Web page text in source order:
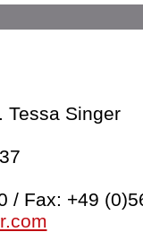
Tessa Singer
/ Fax: +49